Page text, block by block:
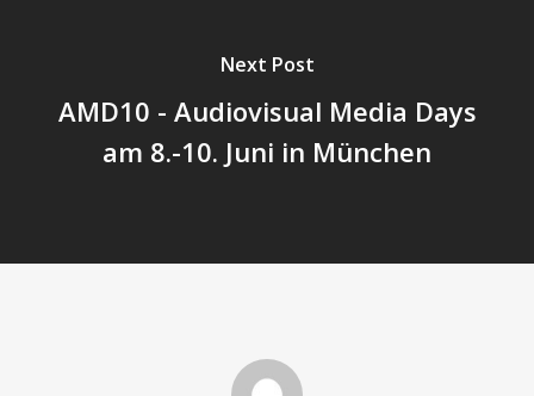
Next Post
AMD10 - Audiovisual Media Days
am 8.-10. Juni in München